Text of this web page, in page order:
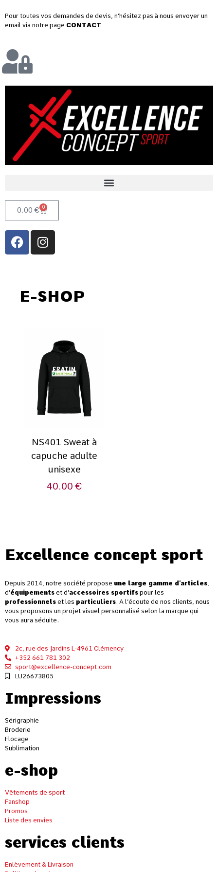
Pour toutes vos demandes de devis, n’hésitez pas à nous envoyer un
email via notre page CONTACT
0.00€ 0
E-SHOP
NS401 Sweat à
capuche adulte
unisexe
40.00€
Excellence concept sport
Depuis 2014, notre société propose une large gamme d’articles
d’équipements et d’accessoires sportifs pour les
professionnels et les particuliers. A l’écoute de nos clients, nous
vous proposons un projet visuel personnalisé selon la marque qui
vous aura séduite.
2c, rue des Jardins L-4961 Clémency
+352 661 781 302
sport@excellence-concept.com
LU26673805
Impressions
Sérigraphie
Broderie
Flocage
Sublimation
e-shop
Vêtements de sport
Fanshop
Promos
Liste des envies
services clients
Enlèvement & Livraison